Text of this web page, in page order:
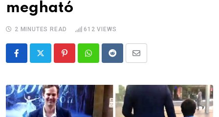
megható
2 MINUTES READ 612 VIEWS
PinterestWhatsappRedditShare
Email